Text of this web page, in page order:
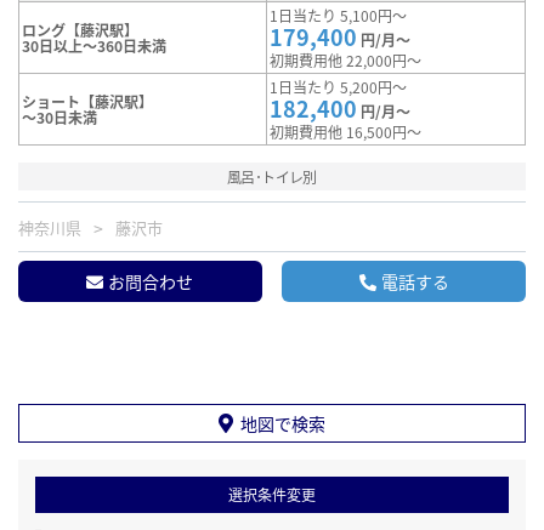
ロング【藤沢駅】
30日以上～360日未満
1日当たり 5,100円～
179,400 円/月～
初期費用他 22,000円～
ショート【藤沢駅】
～30日未満
1日当たり 5,200円～
182,400 円/月～
初期費用他 16,500円～
風呂･トイレ別
神奈川県 藤沢市
お問合わせ 電話する
地図で検索
選択条件変更